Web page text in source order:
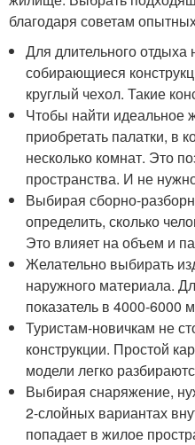
благодаря советам
Для длительного отдыха
собирающиеся
круглый чехол. Такие
Чтобы найти идеальное
приобретать палатки, в
несколько комнат. Это
пространства. И не
Выбирая сборно-
определить, сколько
Это влияет на объем и
Желательно выбирать
наружного материала.
показатель в 4000-6000
Туристам-новичкам не
конструкции. Простой
модели легко
Выбирая снаряжение,
2-слойных вариантах
попадает в жилое